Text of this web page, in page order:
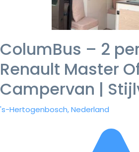
ColumBus – 2
Renault Master
Campervan |
's-Hertogenbosch, Nederland